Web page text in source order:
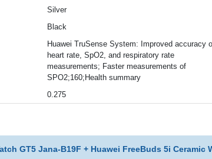
Silver
Black
Huawei TruSense System: Improved accuracy
heart rate, SpO2, and respiratory rate
measurements; Faster measurements of
SPO2;160;Health summary
0.275
GT5 Jana-B19F + Huawei FreeBuds 5i Ceramic